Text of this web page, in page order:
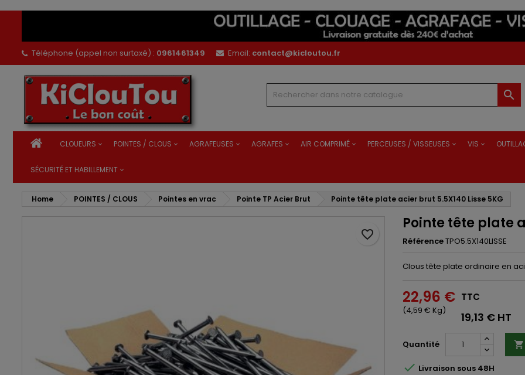
Téléphone (appel non surtaxé) : 0961461349 Email: contact@kicloutou.fr

CLOUEURS POINTES / CLOUS AGRAFEUSES AGRAFES AIR COMPRIMÉ PERCEUSES / VISSEUSES VIS
SÉCURITÉ ET HABILLEMENT
Home POINTES / CLOUS Pointes en vrac Pointe TP Acier Brut Pointe tête plate acier brut 5.5X140 Lisse 5KG
favorite_border
Pointe tête plate
RéférenceTPO5.5X140LISSE
Clous tête plate ordinaire en
22,96 €
(4,59 € Kg)
TTC
19,13 € HT
Quantité 
 Livraison sous 48H